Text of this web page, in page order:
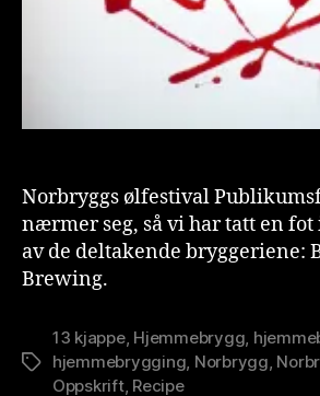
Norbryggs ølfestival
nærmer seg, så vi har tatt en
av de deltakende bryggeriene:
Brewing.
Stikkord
13 kjappe, Hjemmebrygg
hjemmebrygging Norbrygg
Oppskrift, Recipe